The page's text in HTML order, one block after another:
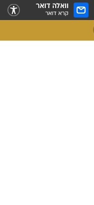
וואלה דואר
קרא דואר